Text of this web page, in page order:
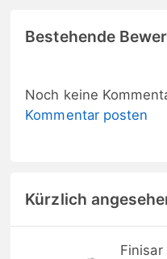
Bestehende
Noch keine
Kommentar posten
Kürzlich
Finisar